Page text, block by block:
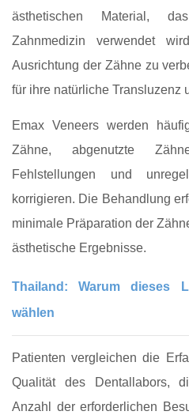
ästhetischen Material,
Zahnmedizin verwendet
Ausrichtung der Zähne zu
für ihre natürliche Transluzenz
Emax Veneers werden
Zähne, abgenutzte
Fehlstellungen und
korrigieren. Die Behandlung
minimale Präparation der
ästhetische Ergebnisse.
Thailand: Warum dieses
wählen
Patienten vergleichen die
Qualität des Dentallabors,
Anzahl der erforderlichen